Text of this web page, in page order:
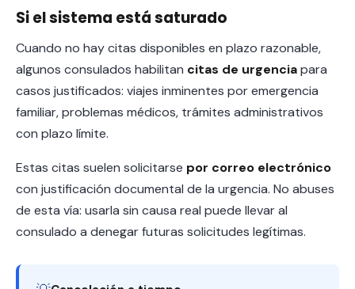
Si el sistema está saturado
Cuando no hay citas disponibles en plazo razonable,
algunos consulados habilitan citas de urgenciapara
casos justificados: viajes inminentes por emergencia
familiar, problemas médicos, trámites administrativos
con plazo límite.
Estas citas suelen solicitarse por correo electrónico
con justificación documental de la urgencia. No abuses
de esta vía: usarla sin causa real puede llevar al
consulado a denegar futuras solicitudes legítimas.